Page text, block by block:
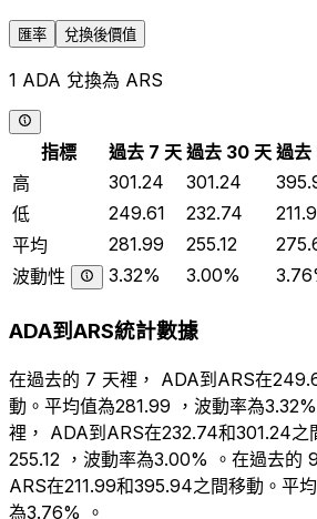
匯率 兌換後價值
1 ADA 兌換為 ARS
指標 過去 7 天 過去 30 天 過
高
301.24 301.24
低
249.61 232.74
平均
281.99 255.12
波動性
3.32% 3.00%
ADA到ARS統計數據
在過去的 7 天裡， ADA到ARS在
動。平均值為281.99 ，波動率為
裡， ADA到ARS在232.74和301.24之
255.12 ，波動率為3.00% 。在過去的
ARS在211.99和395.94之間移動。平
為3.76% 。